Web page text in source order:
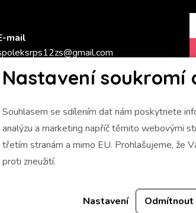
Nastavení soukromí
Souhlasem se sdílením dat nám poskytnete
analýzu a marketing napříč těmito webovými stránkami. Dále souhlasíte s
třetím stranám a mimo EU. Prohlašujeme, že
proti zneužití.
Nastavení Odmítnout
mail
Zlatý Ámos 2025/2026